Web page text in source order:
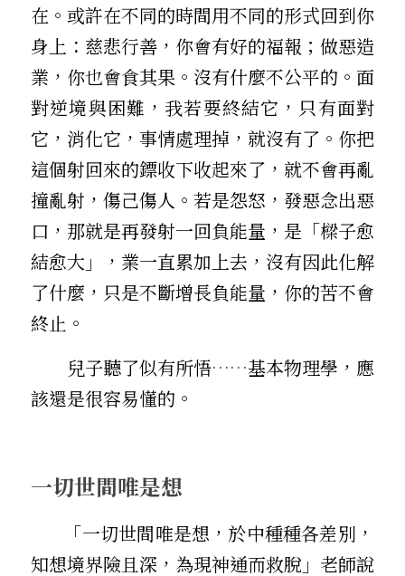
在。或許在不同的時間用不同的形式回到你
身上：慈悲行善，你會有好的福報；做惡造
業，你也會食其果。沒有什麼不公平的。面
對逆境與困難，我若要終結它，只有面對
它，消化它，事情處理掉，就沒有了。你把
這個射回來的鏢收下收起來了，就不會再亂
撞亂射，傷己傷人。若是怨怒，發惡念出惡
口，那就是再發射一回負能量，是「樑子愈
結愈大」，業一直累加上去，沒有因此化解
了什麼，只是不斷增長負能量，你的苦不會
終止。
        兒子聽了似有所悟
……基本物理學，應
該還是很容易懂的。
一切世間唯是想
知想境界險且深，為現神通而救脫」老師說